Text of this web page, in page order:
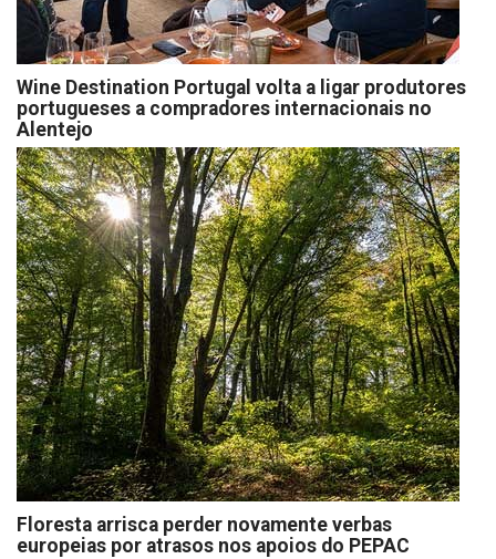
Wine Destination Portugal volta a ligar produtores
portugueses a compradores internacionais no
Alentejo
Floresta arrisca perder novamente verbas
europeias por atrasos nos apoios do PEPAC